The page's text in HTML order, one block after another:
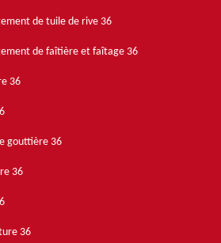
de tuile de rive 36
de faîtière et faîtage 36
36
gouttière 36
36
36